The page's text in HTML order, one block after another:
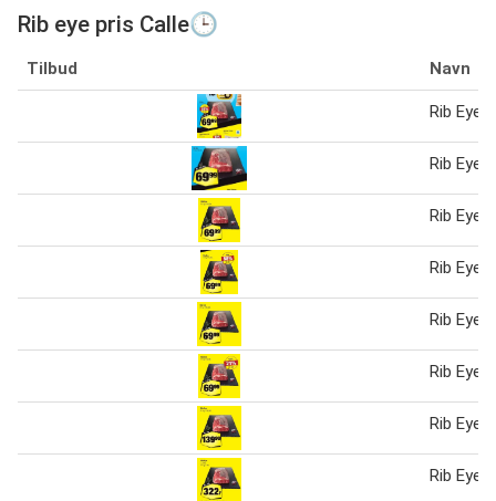
Rib eye pris Calle🕒
Tilbud Navn
Rib Eye
Rib Eye
Rib Eye
Rib Eye
Rib Eye
Rib Eye
Rib Eye
Rib Eye